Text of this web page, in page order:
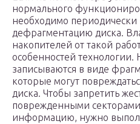
нормального
необходимо периодически
дефрагментацию диска.
накопителей от такой
особенностей технологии.
записываются в виде
которые могут
диска. Чтобы запретить
поврежденными
информацию, нужно